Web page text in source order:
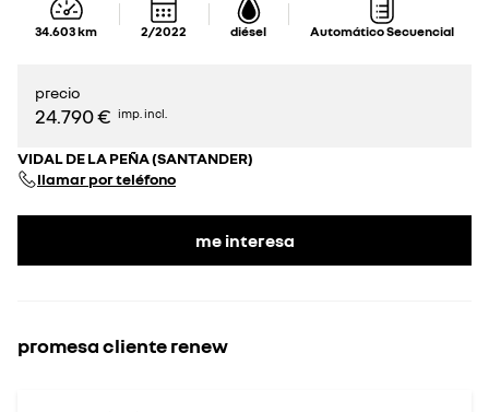
34.603km 2/2022 diésel Automático Secuencial
precio
24.790 € imp. incl.
VIDAL DE LA PEÑA (SANTANDER)
llamar por teléfono
me interesa
promesa cliente renew